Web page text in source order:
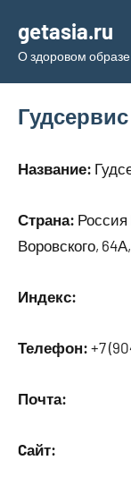
содержимому
getasia.ru
О здоровом
Гудсервис
Название:
Страна: Россия
Воровского,
Индекс:
Телефон: +7
Почта:
Cайт: